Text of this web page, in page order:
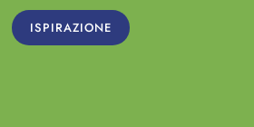
ISPIRAZIONE